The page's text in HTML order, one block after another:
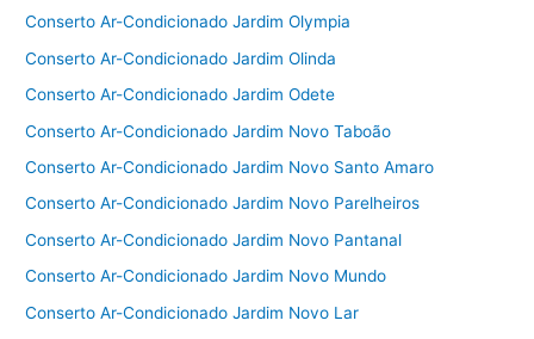
Conserto Ar-Condicionado Jardim Olympia
Conserto Ar-Condicionado Jardim Olinda
Conserto Ar-Condicionado Jardim Odete
Conserto Ar-Condicionado Jardim Novo Taboão
Conserto Ar-Condicionado Jardim Novo Santo Amaro
Conserto Ar-Condicionado Jardim Novo Parelheiros
Conserto Ar-Condicionado Jardim Novo Pantanal
Conserto Ar-Condicionado Jardim Novo Mundo
Conserto Ar-Condicionado Jardim Novo Lar